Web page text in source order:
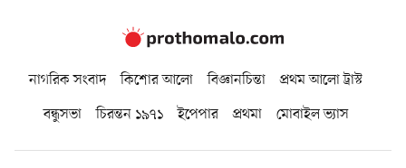
নাগরিক সংবাদ কিশোর আলো বিজ্ঞানচিন্তা
প্রথম আলো ট্রাস্ট
বন্ধুসভা
চিরন্তন ১৯৭১ ইপেপার প্রথমা মোবাইল ভ্যাস